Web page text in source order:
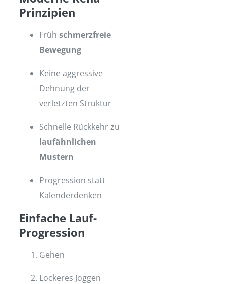
Prinzipien
Früh schmerzfreie
Bewegung
Keine aggressive
Dehnung der
verletzten Struktur
Schnelle Rückkehr zu
laufähnlichen
Mustern
Progression statt
Kalenderdenken
Einfache Lauf-
Progression
Gehen
Lockeres Joggen